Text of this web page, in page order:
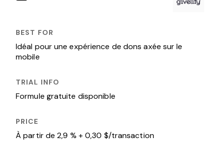
Idéal pour une expérience de dons axée sur le
mobile
Formule gratuite disponible
À partir de 2,9 % + 0,30 $/transaction